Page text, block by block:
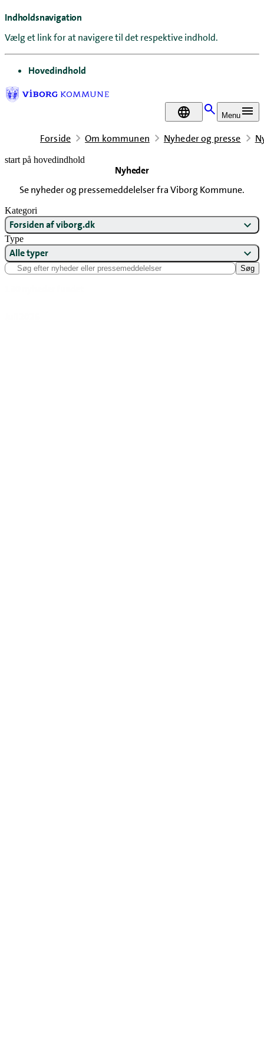
Indholdsnavigation
Vælg et link for at navigere til det respektive indhold.
gå til
Hovedindhold
DA Menu
Forside Om kommunen Nyheder og presse
start på hovedindhold
Nyheder
Se nyheder og pressemeddelelser fra Viborg Kommune.
senest opdateret 27. juni 2026
Kategori
Forsiden af viborg.dk
Type
Alle typer
Søg efter nyheder eller pressemeddelelser Søg